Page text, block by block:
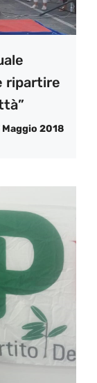
ripartire
Maggio 2018